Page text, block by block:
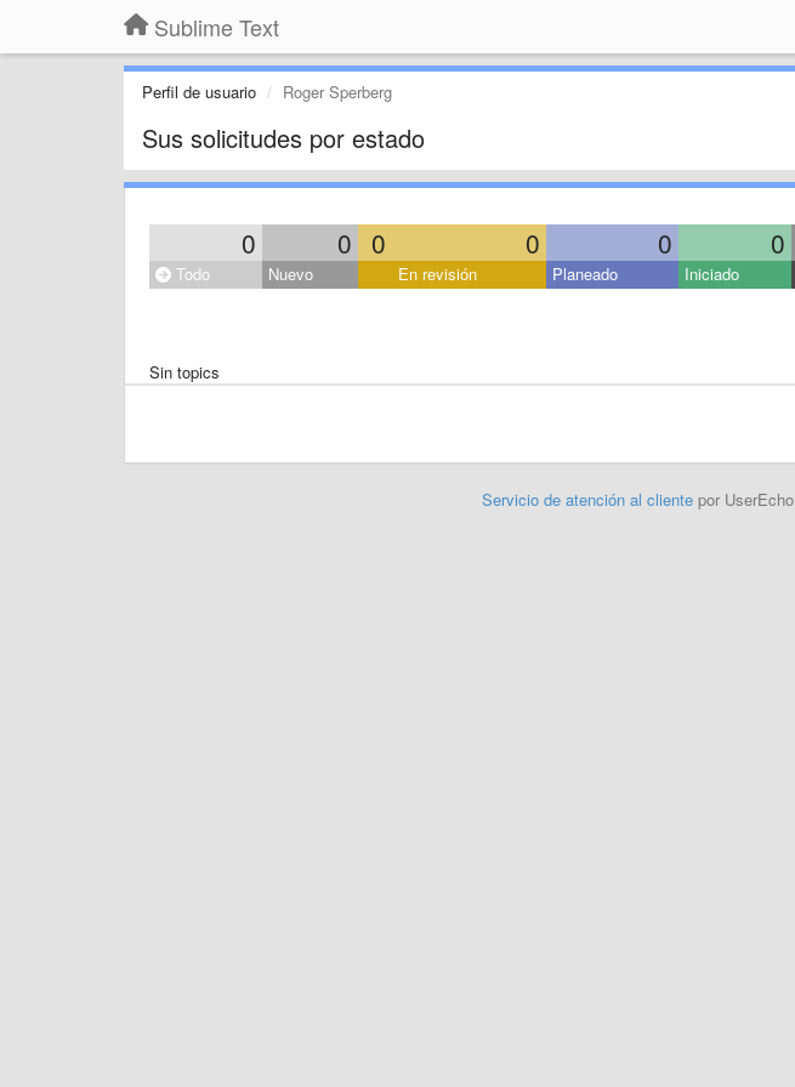
Sublime Text
Perfil de usuario Roger Sperberg
Sus solicitudes por estado
0 0 0 0 0 0
Todo Nuevo En revisión Planeado Iniciado
Sin topics
Servicio de atención al clientepor UserEcho